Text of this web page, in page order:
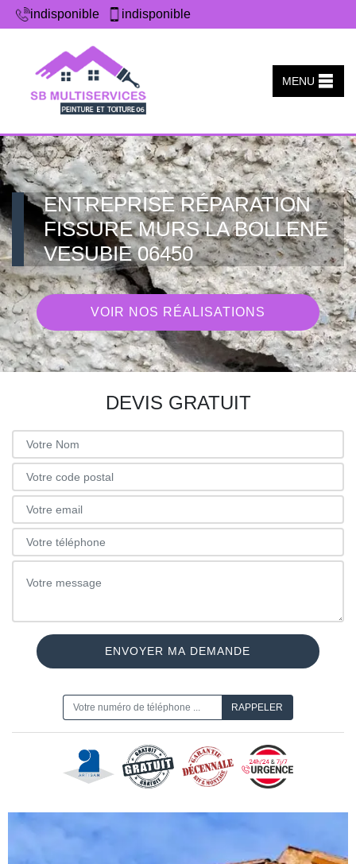
indisponible indisponible
MENU
ENTREPRISE RÉPARATION
FISSURE MURS LA BOLLENE
VESUBIE 06450
VOIR NOS RÉALISATIONS
DEVIS GRATUIT